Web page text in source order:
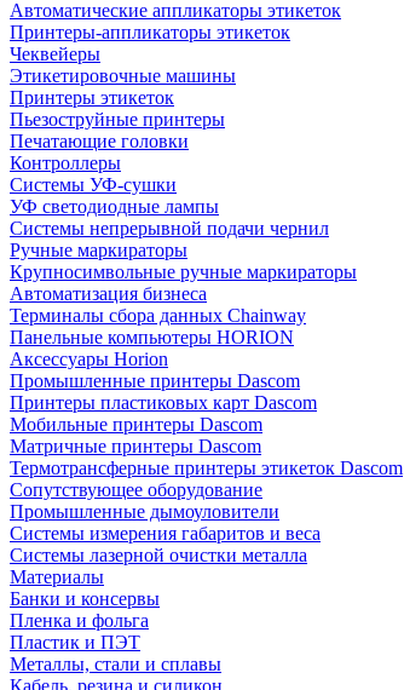
Автоматические аппликаторы этикеток
Принтеры-аппликаторы этикеток
Чеквейеры
Этикетировочные машины
Принтеры этикеток
Пьезоструйные принтеры
Печатающие головки
Контроллеры
Системы УФ-сушки
УФ светодиодные лампы
Системы непрерывной подачи чернил
Ручные маркираторы
Крупносимвольные ручные маркираторы
Автоматизация бизнеса
Терминалы сбора данных Chainway
Панельные компьютеры HORION
Аксессуары Horion
Промышленные принтеры Dascom
Принтеры пластиковых карт Dascom
Мобильные принтеры Dascom
Матричные принтеры Dascom
Термотрансферные принтеры этикеток Dascom
Сопутствующее оборудование
Промышленные дымоуловители
Системы измерения габаритов и веса
Системы лазерной очистки металла
Материалы
Банки и консервы
Пленка и фольга
Пластик и ПЭТ
Металлы, стали и сплавы
Кабель, резина и силикон